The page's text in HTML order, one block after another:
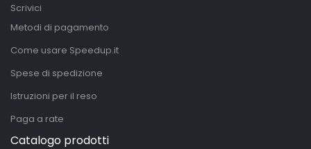
Scrivici
Metodi di pagamento
Come usare Speedup.it
Spese di spedizione
Istruzioni per il reso
Paga a rate
Catalogo prodotti